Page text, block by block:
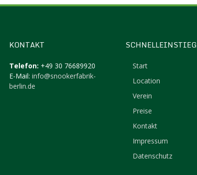
KONTAKT
Telefon: +49 30 76689920
E-Mail: info@snookerfabrik-
berlin.de
SCHNELLEINSTIEG
Start
Location
Verein
Preise
Kontakt
Impressum
Datenschutz